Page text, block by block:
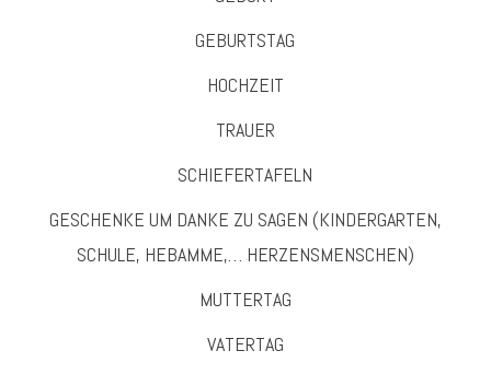
GEBURTSTAG
HOCHZEIT
TRAUER
SCHIEFERTAFELN
GESCHENKE UM DANKE ZU SAGEN (KINDERGARTEN,
SCHULE, HEBAMME,… HERZENSMENSCHEN)
MUTTERTAG
VATERTAG